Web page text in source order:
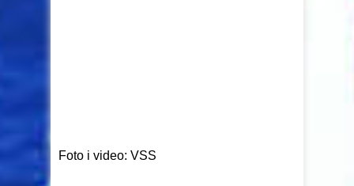
Foto i video: VSS